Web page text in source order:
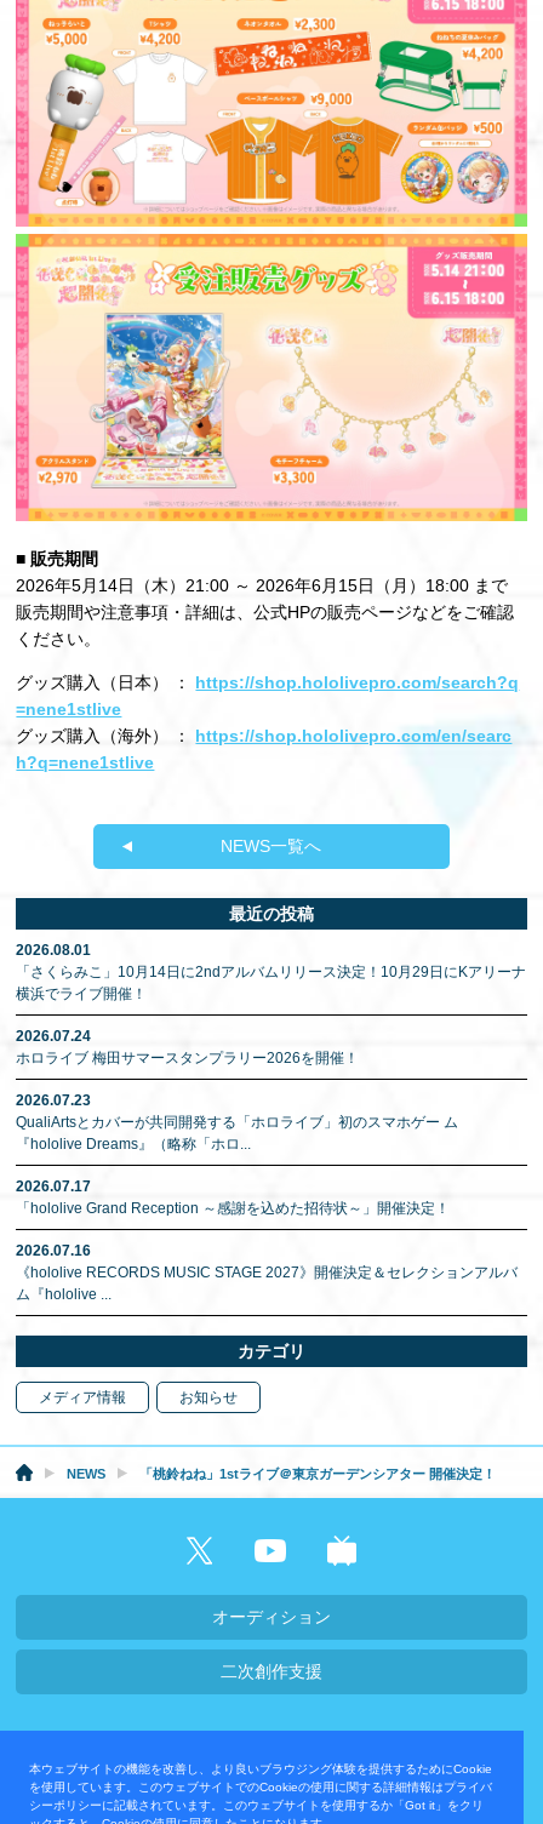
本ウェブサイトの機能を改善し、より良いブラウジング体験を提供するためにCookie
を使用しています。このウェブサイトでのCookieの使用に関する詳細情報はプライバ
シーポリシーに記載されています。このウェブサイトを使用するか「Got it」をクリ
■ 販売期間
2026年5月14日（木）21:00 ～ 2026年6月15日（月）18:00 まで
販売期間や注意事項・詳細は、公式HPの販売ページなどをご確認
ください。
グッズ購入（日本） ： https://shop.hololivepro.com/search?q
=nene1stlive
グッズ購入（海外） ： https://shop.hololivepro.com/en/searc
h?q=nene1stlive
NEWS一覧へ
最近の投稿
2026.08.01
「さくらみこ」10月14日に2ndアルバムリリース決定！10月29日にKアリーナ
横浜でライブ開催！
2026.07.24
ホロライブ 梅田サマースタンプラリー2026を開催！
2026.07.23
QualiArtsとカバーが共同開発する「ホロライブ」初のスマホゲー ム
『hololive Dreams』（略称「ホロ ...
2026.07.17
「hololive Grand Reception ～感謝を込めた招待状～」開催決定！
2026.07.16
《hololive RECORDS MUSIC STAGE 2027》開催決定＆セレクションアルバ
ム『hololive ...
カテゴリ
メディア情報 お知らせ
NEWS 「桃鈴ねね」1stライブ＠東京ガーデンシアター 開催決定！
オーディション
二次創作支援
プライバシーポリシー
お問い合わせ